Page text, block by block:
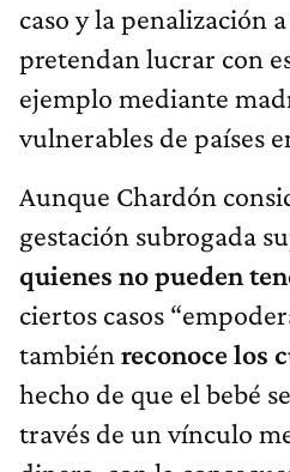
caso y la penalización
pretendan lucrar con
ejemplo mediante
vulnerables de países
Aunque Chardón
gestación subrogada
quienes no pueden
ciertos casos
también reconoce los
hecho de que el bebé
través de un vínculo